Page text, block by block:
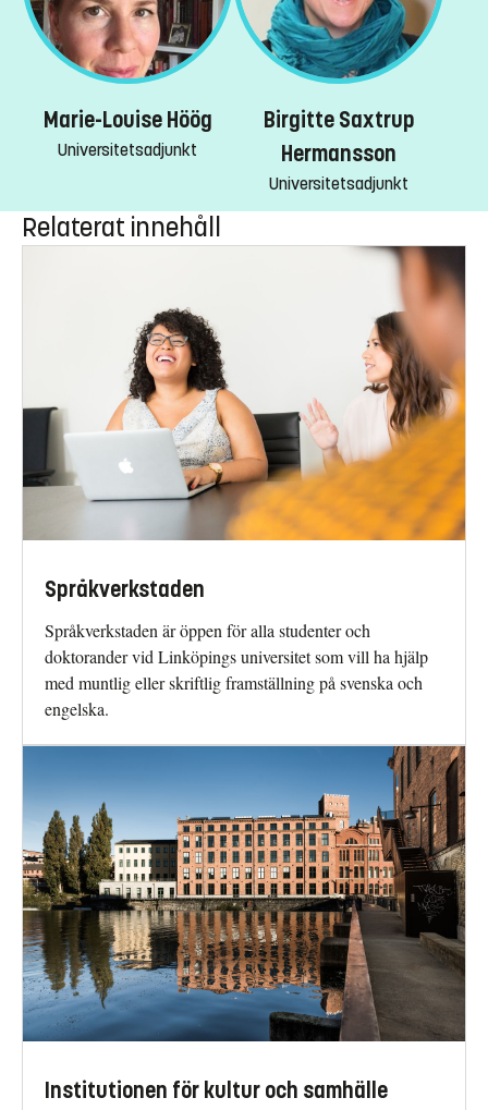
Marie-Louise Höög
Universitetsadjunkt
Birgitte Saxtrup
Hermansson
Universitetsadjunkt
Relaterat innehåll
Språkverkstaden
Språkverkstaden är öppen för alla studenter och
doktorander vid Linköpings universitet som vill ha hjälp
med muntlig eller skriftlig framställning på svenska och
engelska.
Institutionen för kultur och samhälle